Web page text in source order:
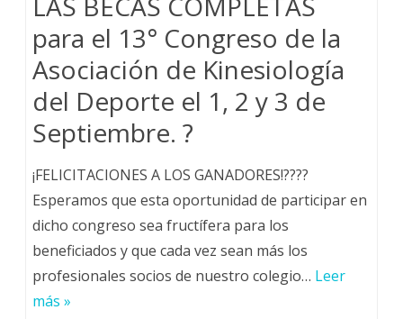
para el 13° Congreso de la
Asociación de Kinesiología
del Deporte el 1, 2 y 3 de
Septiembre. ?
¡FELICITACIONES A LOS GANADORES!????
Esperamos que esta oportunidad de participar en
dicho congreso sea fructífera para los
beneficiados y que cada vez sean más los
profesionales socios de nuestro colegio… Leer
más »